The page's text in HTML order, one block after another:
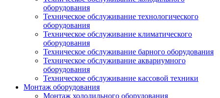
оборудования
Техническое обслуживание технологического
оборудования
Техническое обслуживание климатического
оборудования
Техническое обслуживание барного оборудования
Техническое обслуживание аквариумного
оборудования
Техническое обслуживание кассовой техники
Монтаж оборудования
Монтаж холодильного оборудования